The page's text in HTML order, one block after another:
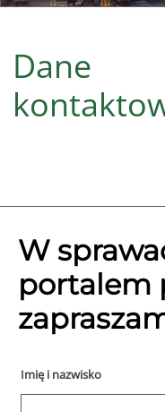
Dane
W
portalem
Imię i nazwisko